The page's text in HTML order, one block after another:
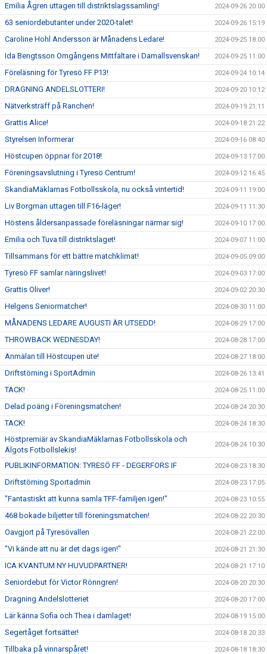
Emilia Ågren uttagen till distriktslagssamling! 2024-09-26 20:00
63 seniordebutanter under 2020-talet! 2024-09-26 15:19
Caroline Hohl Andersson är Månadens Ledare! 2024-09-25 18:00
Ida Bengtsson Omgångens Mittfältare i Damallsvenskan! 2024-09-25 11:00
Föreläsning för Tyresö FF P13! 2024-09-24 10:14
DRAGNING ANDELSLOTTERI! 2024-09-20 10:12
Nätverksträff på Ranchen! 2024-09-19 21:11
Grattis Alice! 2024-09-18 21:22
Styrelsen Informerar 2024-09-16 08:40
Höstcupen öppnar för 2018! 2024-09-13 17:00
Föreningsavslutning i Tyresö Centrum! 2024-09-12 16:45
SkandiaMäklarnas Fotbollsskola, nu också vintertid! 2024-09-11 19:00
Liv Borgman uttagen till F16-läger! 2024-09-11 11:30
Höstens åldersanpassade föreläsningar närmar sig! 2024-09-10 17:00
Emilia och Tuva till distriktslaget! 2024-09-07 11:00
Tillsammans för ett bättre matchklimat! 2024-09-05 09:00
Tyresö FF samlar näringslivet! 2024-09-03 17:00
Grattis Oliver! 2024-09-02 20:30
Helgens Seniormatcher! 2024-08-30 11:00
MÅNADENS LEDARE AUGUSTI ÄR UTSEDD! 2024-08-29 17:00
THROWBACK WEDNESDAY! 2024-08-28 17:00
Anmälan till Höstcupen ute! 2024-08-27 18:00
Driftstörning i SportAdmin 2024-08-26 13:41
TACK! 2024-08-25 11:00
Delad poäng i Föreningsmatchen! 2024-08-24 20:30
TACK! 2024-08-24 18:30
Höstpremiär av SkandiaMäklarnas Fotbollsskola och
Älgots Fotbollslekis!
2024-08-24 10:30
PUBLIKINFORMATION: TYRESÖ FF - DEGERFORS IF 2024-08-23 18:30
Driftstörning Sportadmin 2024-08-23 17:05
"Fantastiskt att kunna samla TFF-familjen igen!" 2024-08-23 10:55
468 bokade biljetter till föreningsmatchen! 2024-08-22 20:30
Oavgjort på Tyresövallen 2024-08-21 22:00
"Vi kände att nu är det dags igen!" 2024-08-21 21:30
ICA KVANTUM NY HUVUDPARTNER! 2024-08-21 17:10
Seniordebut för Victor Rönngren! 2024-08-20 20:30
Dragning Andelslotteriet 2024-08-20 17:00
Lär känna Sofia och Thea i damlaget! 2024-08-19 15:00
Segertåget fortsätter! 2024-08-18 20:33
Tillbaka på vinnarspåret! 2024-08-18 18:30